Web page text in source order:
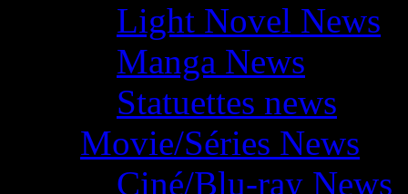
Light Novel News
Manga News
Statuettes news
Movie/Séries News
Ciné/Blu-ray News